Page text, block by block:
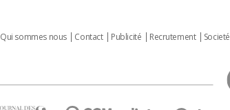
Qui sommes nous Contact Publicité Recrutement Societé